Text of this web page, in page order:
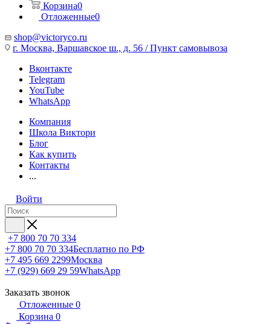
Корзина0
Отложенные0
shop@victoryco.ru
г. Москва, Варшавское ш., д. 56 / Пункт самовывоза
Вконтакте
Telegram
YouTube
WhatsApp
Компания
Школа Виктори
Блог
Как купить
Контакты
...
Войти
+7 800 70 70 334
+7 800 70 70 334Бесплатно по РФ
+7 495 669 2299Москва
+7 (929) 669 29 59WhatsApp
Заказать звонок
Отложенные 0
Корзина 0